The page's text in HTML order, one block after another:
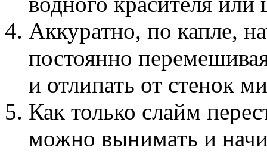
Аккуратно, по капле,
постоянно
и отлипать от стенок
Как только слайм
можно вынимать и